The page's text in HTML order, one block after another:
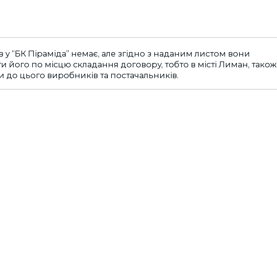
у “БК Піраміда” немає, але згідно з наданим листом вони
його по місцю складання договору, тобто в місті Лиман, також
до цього виробників та постачальників.